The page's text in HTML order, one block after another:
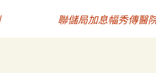
聯儲局加息幅秀傳醫